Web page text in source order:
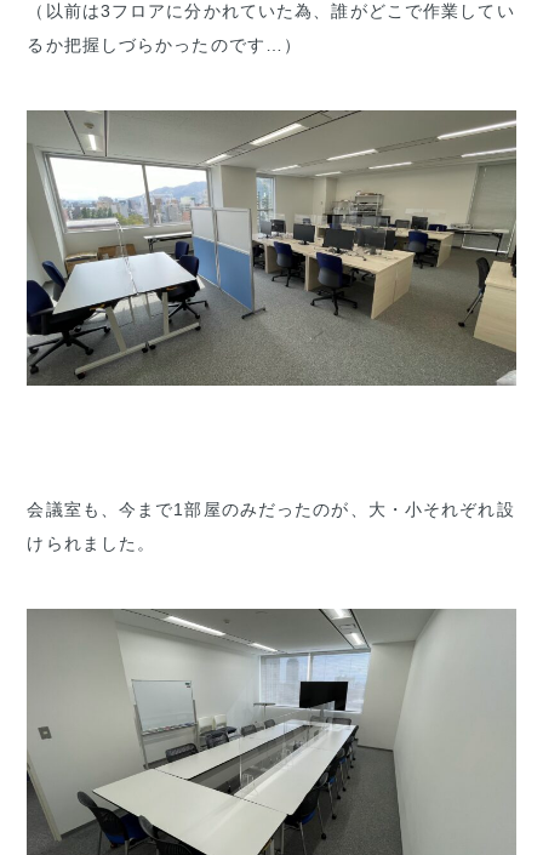
（以前は3フロアに分かれていた為、誰がどこで作業してい
るか把握しづらかったのです…）
会議室も、今まで1部屋のみだったのが、大・小それぞれ設
けられました。